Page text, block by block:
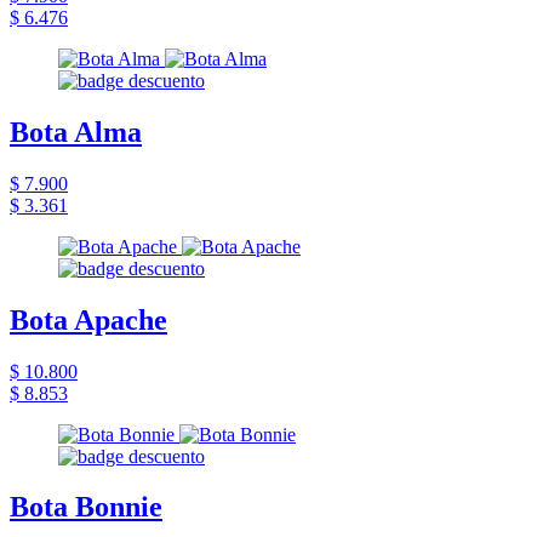
$ 6.476
Bota Alma
$ 7.900
$ 3.361
Bota Apache
$ 10.800
$ 8.853
Bota Bonnie